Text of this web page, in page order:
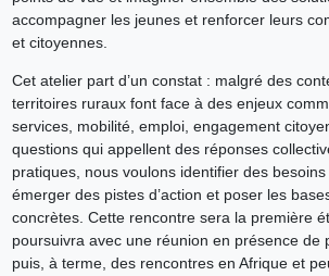
accompagner les jeunes et renforcer leurs
et citoyennes.
Cet atelier part d’un constat : malgré des
territoires ruraux font face à des enjeux
services, mobilité, emploi, engagement
questions qui appellent des réponses
pratiques, nous voulons identifier des
émerger des pistes d’action et poser les
concrètes. Cette rencontre sera la première
poursuivra avec une réunion en présence de
puis, à terme, des rencontres en Afrique et